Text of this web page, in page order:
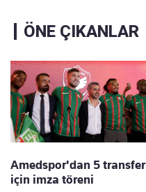
ÖNE ÇIKANLAR
Amedspor'dan 5 transfer
için imza töreni